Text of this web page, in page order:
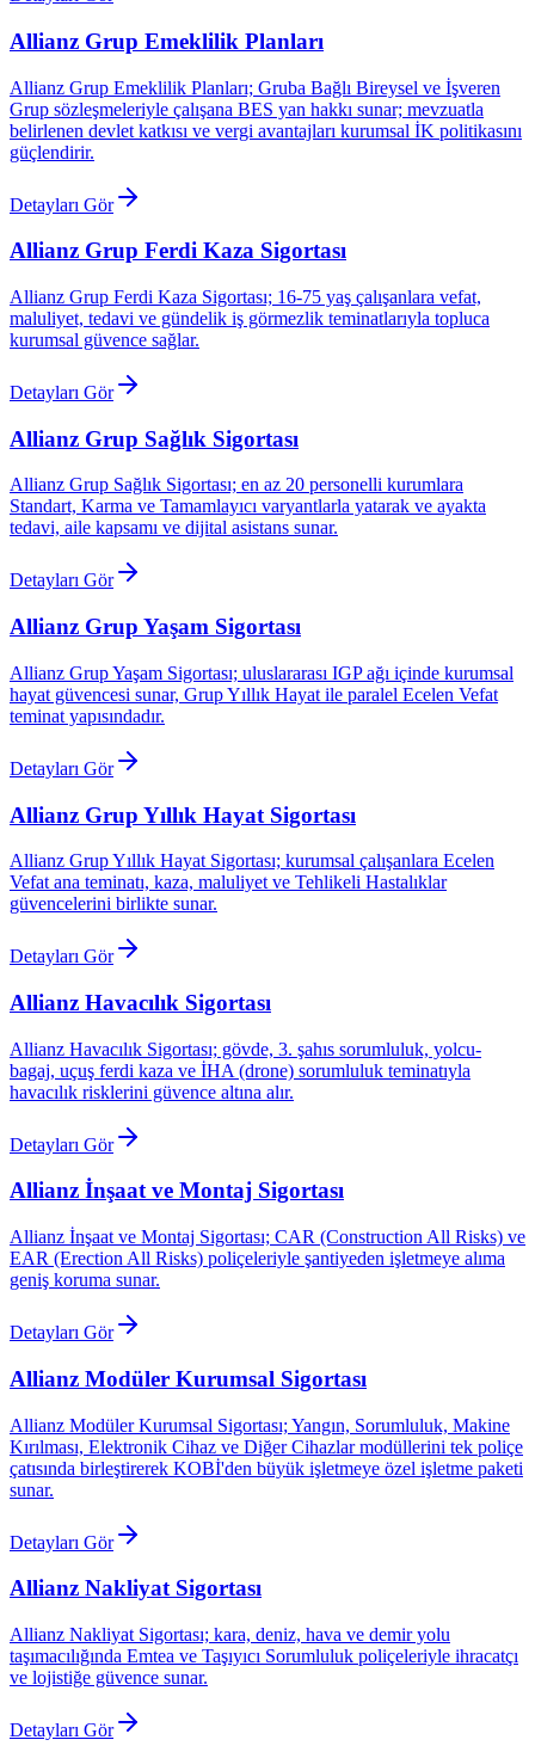
Allianz Grup Emeklilik Planları
Allianz Grup Emeklilik Planları; Gruba Bağlı Bireysel ve İşveren
Grup sözleşmeleriyle çalışana BES yan hakkı sunar; mevzuatla
belirlenen devlet katkısı ve vergi avantajları kurumsal İK politikasını
güçlendirir.
Detayları Gör
Allianz Grup Ferdi Kaza Sigortası
Allianz Grup Ferdi Kaza Sigortası; 16-75 yaş çalışanlara vefat,
maluliyet, tedavi ve gündelik iş görmezlik teminatlarıyla topluca
kurumsal güvence sağlar.
Detayları Gör
Allianz Grup Sağlık Sigortası
Allianz Grup Sağlık Sigortası; en az 20 personelli kurumlara
Standart, Karma ve Tamamlayıcı varyantlarla yatarak ve ayakta
tedavi, aile kapsamı ve dijital asistans sunar.
Detayları Gör
Allianz Grup Yaşam Sigortası
Allianz Grup Yaşam Sigortası; uluslararası IGP ağı içinde kurumsal
hayat güvencesi sunar, Grup Yıllık Hayat ile paralel Ecelen Vefat
teminat yapısındadır.
Detayları Gör
Allianz Grup Yıllık Hayat Sigortası
Allianz Grup Yıllık Hayat Sigortası; kurumsal çalışanlara Ecelen
Vefat ana teminatı, kaza, maluliyet ve Tehlikeli Hastalıklar
güvencelerini birlikte sunar.
Detayları Gör
Allianz Havacılık Sigortası
Allianz Havacılık Sigortası; gövde, 3. şahıs sorumluluk, yolcu-
bagaj, uçuş ferdi kaza ve İHA (drone) sorumluluk teminatıyla
havacılık risklerini güvence altına alır.
Detayları Gör
Allianz İnşaat ve Montaj Sigortası
Allianz İnşaat ve Montaj Sigortası; CAR (Construction All Risks) ve
EAR (Erection All Risks) poliçeleriyle şantiyeden işletmeye alıma
geniş koruma sunar.
Detayları Gör
Allianz Modüler Kurumsal Sigortası
Allianz Modüler Kurumsal Sigortası; Yangın, Sorumluluk, Makine
Kırılması, Elektronik Cihaz ve Diğer Cihazlar modüllerini tek poliçe
çatısında birleştirerek KOBİ'den büyük işletmeye özel işletme paketi
sunar.
Detayları Gör
Allianz Nakliyat Sigortası
Allianz Nakliyat Sigortası; kara, deniz, hava ve demir yolu
taşımacılığında Emtea ve Taşıyıcı Sorumluluk poliçeleriyle ihracatçı
ve lojistiğe güvence sunar.
Detayları Gör